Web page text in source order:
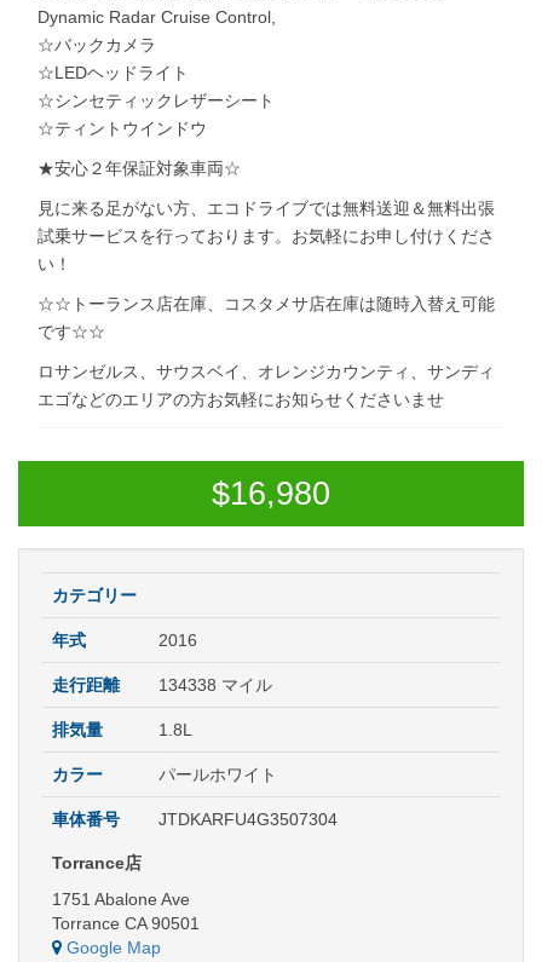
Dynamic Radar Cruise Control,
☆バックカメラ
☆LEDヘッドライト
☆シンセティックレザーシート
☆ティントウインドウ
★安心２年保証対象車両☆
見に来る足がない方、エコドライブでは無料送迎＆無料出張
試乗サービスを行っております。お気軽にお申し付けくださ
い！
☆☆トーランス店在庫、コスタメサ店在庫は随時入替え可能
です☆☆
ロサンゼルス、サウスベイ、オレンジカウンティ、サンディ
エゴなどのエリアの方お気軽にお知らせくださいませ
$16,980
カテゴリー
年式 2016
走行距離 134338 マイル
排気量 1.8L
カラー パールホワイト
車体番号 JTDKARFU4G3507304
Torrance店
1751 Abalone Ave
Torrance CA 90501
Google Map